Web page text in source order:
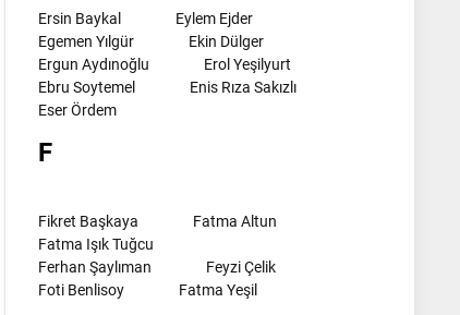
Ersin Baykal
Eylem Ejder
Egemen Yılgür
Ekin Dülger
Ergun Aydınoğlu
Erol Yeşilyurt
Ebru Soytemel
Enis Rıza Sakızlı
Eser Ördem
F
Fikret Başkaya
Fatma Altun
Fatma Işık Tuğcu
Ferhan Şaylıman
Feyzi Çelik
Foti Benlisoy
Fatma Yeşil